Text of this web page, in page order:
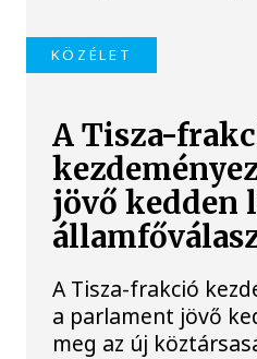
KÖZÉLET
A Tisza-
jövő kedden
A Tisza-frakció
a parlament jövő
meg az új